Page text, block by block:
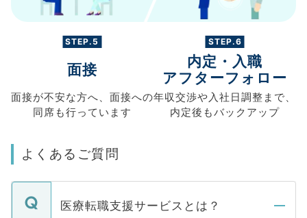
STEP.5
面接
面接が不安な方へ、 面接への
同席も行っています
STEP.6
内定・入職
アフターフォロー
年収交渉や入社日調整まで、
内定後もバックアップ
よくあるご質問
医療転職支援サービスとは？